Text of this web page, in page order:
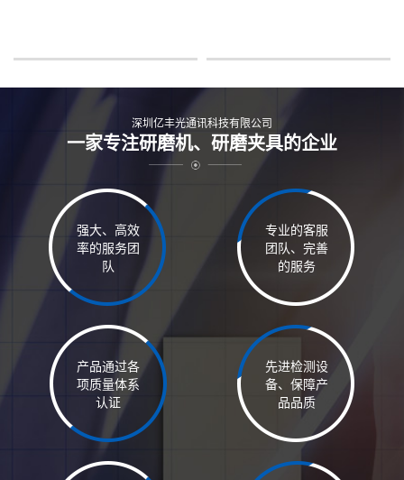
深圳亿丰光通讯科技有限公司
一家专注研磨机、研磨夹具的企业
强大、高效
率的服务团
队
专业的客服
团队、完善
的服务
产品通过各
项质量体系
认证
先进检测设
备、保障产
品品质